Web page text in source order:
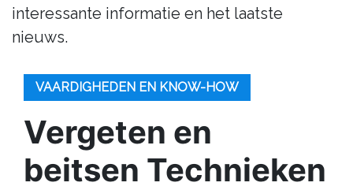
interessante informatie en het laatste
nieuws.
VAARDIGHEDEN EN KNOW-HOW
Vergeten en
beitsen Technieken